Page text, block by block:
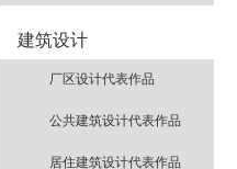
建筑设计
厂区设计代表作品
公共建筑设计代表作品
居住建筑设计代表作品